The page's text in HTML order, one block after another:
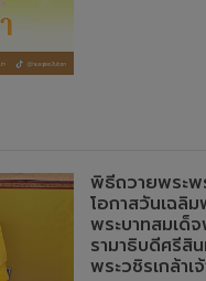
พิธีถวายพระพ
โอกาสวันเฉลิ
พระบาทสมเด็
รามาธิบดีศรีสิ
พระวชิรเกล้าเ